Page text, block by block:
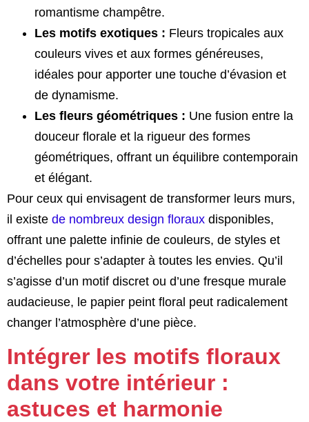
romantisme champêtre.
Les motifs exotiques : Fleurs tropicales aux
couleurs vives et aux formes généreuses,
idéales pour apporter une touche d’évasion et
de dynamisme.
Les fleurs géométriques : Une fusion entre la
douceur florale et la rigueur des formes
géométriques, offrant un équilibre contemporain
et élégant.
Pour ceux qui envisagent de transformer leurs murs,
il existe de nombreux design floraux disponibles,
offrant une palette infinie de couleurs, de styles et
d’échelles pour s’adapter à toutes les envies. Qu’il
s’agisse d’un motif discret ou d’une fresque murale
audacieuse, le papier peint floral peut radicalement
changer l’atmosphère d’une pièce.
Intégrer les motifs floraux
dans votre intérieur :
astuces et harmonie